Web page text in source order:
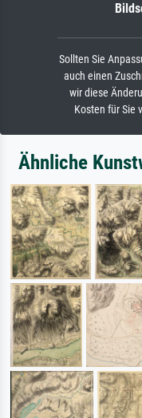
Sollten Sie
auch einen
wir diese
Kosten für Sie
Ähnliche